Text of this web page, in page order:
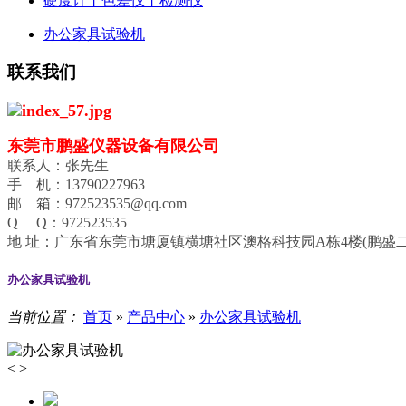
办公家具试验机
联系我们
东莞市鹏盛仪器设备有限公司
联系人：张先生
手 机：13790227963
邮 箱：972523535@qq.com
Q Q：972523535
地 址：广东省东莞市塘厦镇横塘社区澳格科技园A栋4楼(鹏盛
办公家具试验机
当前位置： 首页 » 产品中心 » 办公家具试验机
< >